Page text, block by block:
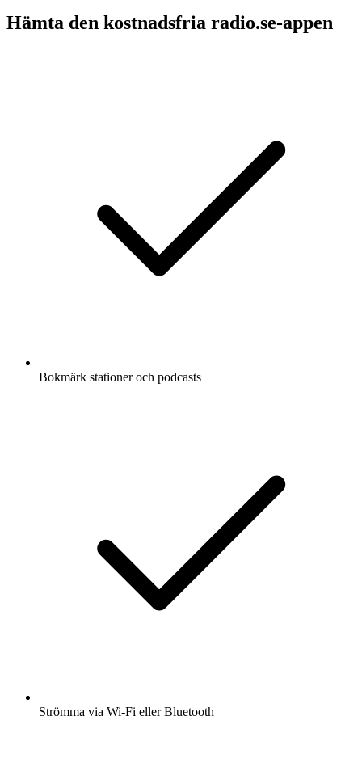
Hämta den kostnadsfria radio.se-appen
Bokmärk stationer och podcasts
Strömma via Wi-Fi eller Bluetooth